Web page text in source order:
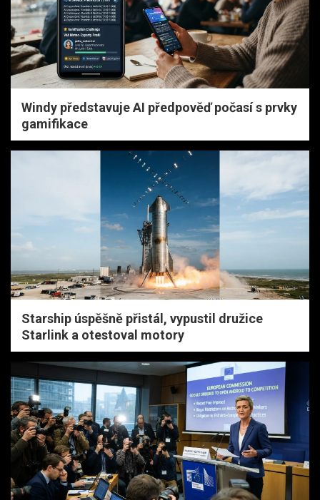
Windy představuje AI předpověď počasí s prvky
gamifikace
Starship úspěšně přistál, vypustil družice
Starlink a otestoval motory